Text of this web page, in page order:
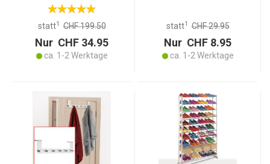
Küche & Vorratsschrank –
effektive Mottenabwehr
statt1 CHF 199.50
Nur CHF 34.95
ca. 1-2 Werktage
Krawatten, Gürtel oder
statt1 CHF 29.95
Nur CHF 8.95
ca. 1-2 Werktage